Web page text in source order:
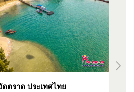
รี จังหวัดชลบุรี ประเทศไทย